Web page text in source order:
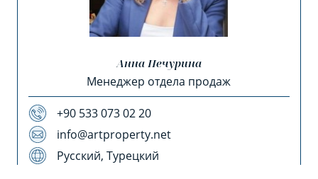
Анна Печурина
Менеджер отдела продаж
+90 533 073 02 20
info@artproperty.net
Русский, Турецкий